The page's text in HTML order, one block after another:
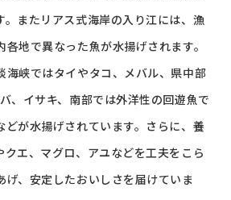
。またリアス式海岸の入り江には、漁
地で異なった魚が水揚げされます。
海峡ではタイやタコ、メバル、県中部
、イサキ、南部では外洋性の回遊魚で
どが水揚げされています。さらに、養
クエ、マグロ、アユなどを工夫をこら
げ、安定したおいしさを届けていま